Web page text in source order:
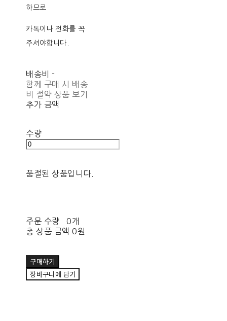
하므로
카톡이나 전화를 꼭
주셔야합니다.
배송비 -
함께 구매 시 배송
비 절약 상품 보기
추가 금액
수량
품절된 상품입니다.
주문 수량
0개
총 상품 금액 0원
구매하기
장바구니에 담기